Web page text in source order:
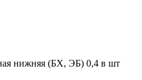
нижняя (БХ, ЭБ) 0,4 в шт